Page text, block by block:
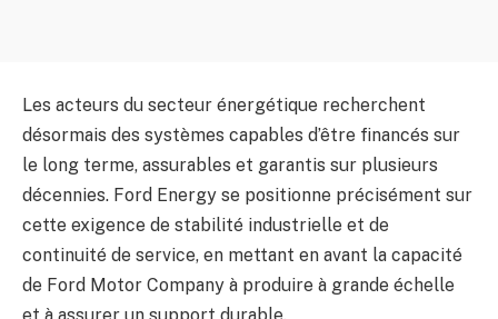
Les acteurs du secteur énergétique recherchent
désormais des systèmes capables d’être financés sur
le long terme, assurables et garantis sur plusieurs
décennies. Ford Energy se positionne précisément sur
cette exigence de stabilité industrielle et de
continuité de service, en mettant en avant la capacité
de Ford Motor Company à produire à grande échelle